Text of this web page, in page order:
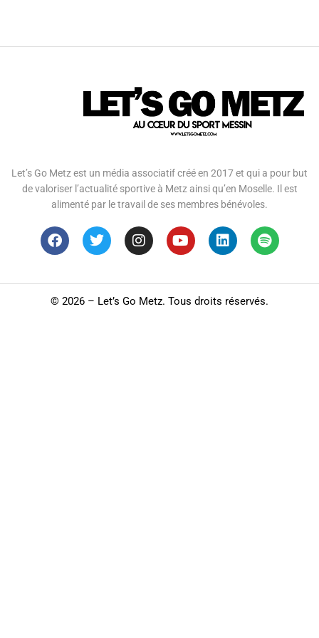
Let’s Go Metz est un média associatif créé en 2017 et qui a pour but
de valoriser l’actualité sportive à Metz ainsi qu’en Moselle. Il est
alimenté par le travail de ses membres bénévoles.
© 2026 – Let’s Go Metz. Tous droits réservés.